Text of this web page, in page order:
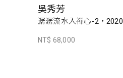
吳秀芳
潺潺流水入禪心-2，2020
NT$ 68,000